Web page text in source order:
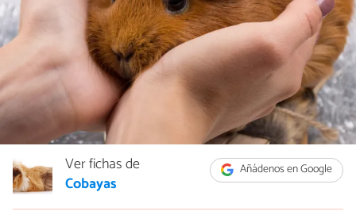
Añádenos en Google
Ver fichas de
Cobayas